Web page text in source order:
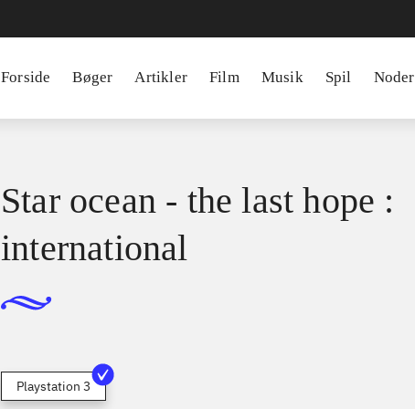
Forside Bøger Artikler Film Musik Spil Noder
Star ocean - the last hope :
international
Playstation 3